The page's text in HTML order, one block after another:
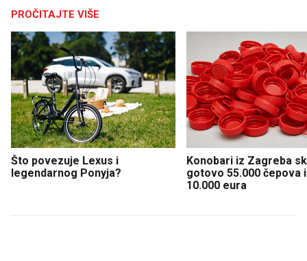
PROČITAJTE VIŠE
Što povezuje Lexus i
legendarnog Ponyja?
Konobari iz Zagreba
gotovo 55.000 čepova
10.000 eura